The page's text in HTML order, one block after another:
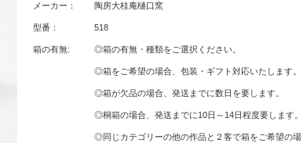
メーカー： 陶房大桂庵樋口窯
型番： 518
箱の有無: ◎箱の有無・種類をご選択ください。
◎箱をご希望の場合、包装・ギフト対応いたします。
◎箱が欠品の場合、発送までに数日を要します。
◎桐箱の場合、発送までに10日～14日程度要します。
◎同じカテゴリーの他の作品と２客で箱をご希望の場